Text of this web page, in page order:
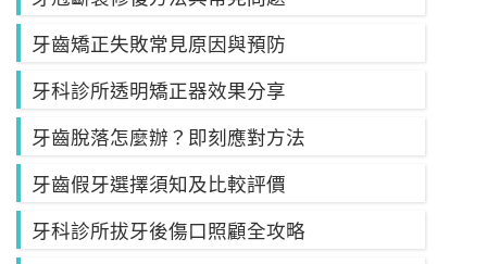
牙齒矯正失敗常見原因與預防
牙科診所透明矯正器效果分享
牙齒脫落怎麼辦？即刻應對方法
牙齒假牙選擇須知及比較評價
牙科診所拔牙後傷口照顧全攻略